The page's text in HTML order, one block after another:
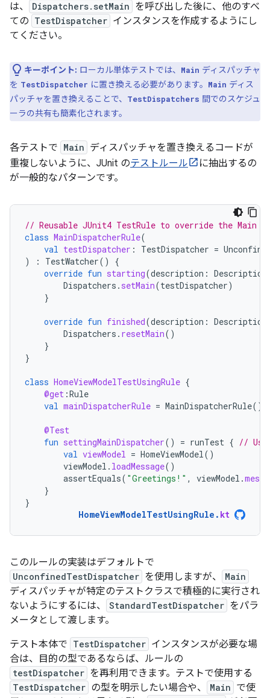
は、
Dispatchers.setMain を呼び出した後に、他のすべ
ての TestDispatcher インスタンスを作成するようにし
てください。
キーポイント: ローカル単体テストでは、 Main ディスパッチャ
を TestDispatcher に置き換える必要があります。 Main ディス
パッチャを置き換えることで、
TestDispatchers 間でのスケジュ
ーラの共有も簡素化されます。
各テストで Main ディスパッチャを置き換えるコードが
重複しないように、JUnit のテストルール
に抽出するの
が一般的なパターンです。
// Reusable JUnit4 TestRule to override the Main
class MainDispatcherRule(
val testDispatcher : TestDispatcher =
)
: TestWatcher()
{
override fun starting(description : Description
Dispatchers . setMain(testDispatcher)
}
override fun finished(description : Description
Dispatchers . resetMain()
}
}
class HomeViewModelTestUsingRule {
@get :Rule
val mainDispatcherRule = MainDispatcherRule()
@Test
fun settingMainDispatcher() = runTest { //
val viewModel = HomeViewModel()
viewModel . loadMessage()
assertEquals( "Greetings!" , viewModel .
}
}
HomeViewModelTestUsingRule . kt
このルールの実装はデフォルトで
UnconfinedTestDispatcher を使用しますが、 Main
ディスパッチャが特定のテストクラスで積極的に実行され
ないようにするには、
StandardTestDispatcher をパラ
メータとして渡します。
テスト本体で TestDispatcher インスタンスが必要な場
合は、目的の型であるならば、ルールの
testDispatcher を再利用できます。テストで使用する
TestDispatcher の型を明示したい場合や、 Main で使